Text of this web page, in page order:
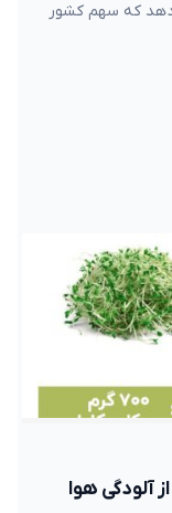
که سهم کشور
آلودگی هوا